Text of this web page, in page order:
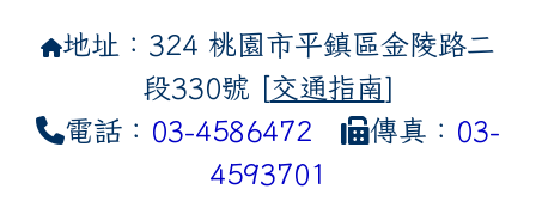
地址：324 桃園市平鎮區金陵路二
段330號 [交通指南]
電話： 03-4586472 傳真： 03-
4593701